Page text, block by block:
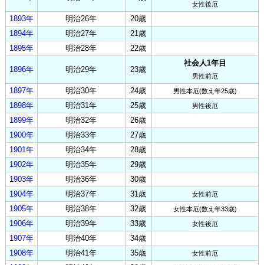
女性後厄
1893年 明治26年
20歳
1894年
明治27年
21歳
1895年
明治28年 22歳
1896年 明治29年 23歳
社会人1年目
男性前厄
1897年 明治30年 24歳 男性本厄(数え年25歳)
1898年 明治31年 25歳 男性後厄
1899年 明治32年
26歳
1900年
明治33年
27歳
1901年
明治34年
28歳
1902年
明治35年
29歳
1903年
明治36年
30歳
1904年
明治37年 31歳 女性前厄
1905年 明治38年 32歳 女性本厄(数え年33歳)
1906年 明治39年 33歳 女性後厄
1907年 明治40年
34歳
1908年
明治41年 35歳 女性前厄